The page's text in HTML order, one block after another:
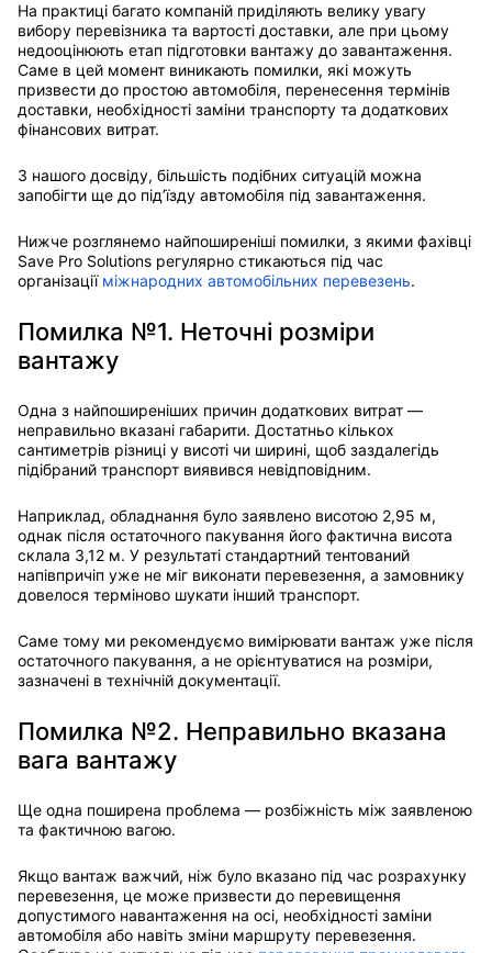
На практиці багато компаній приділяють велику увагу
вибору перевізника та вартості доставки, але при цьому
недооцінюють етап підготовки вантажу до завантаження.
Саме в цей момент виникають помилки, які можуть
призвести до простою автомобіля, перенесення термінів
доставки, необхідності заміни транспорту та додаткових
фінансових витрат.
З нашого досвіду, більшість подібних ситуацій можна
запобігти ще до під’їзду автомобіля під завантаження.
Нижче розглянемо найпоширеніші помилки, з якими фахівці
Save Pro Solutions регулярно стикаються під час
організації міжнародних автомобільних перевезень.
Помилка №1. Неточні розміри
вантажу
Одна з найпоширеніших причин додаткових витрат —
неправильно вказані габарити. Достатньо кількох
сантиметрів різниці у висоті чи ширині, щоб заздалегідь
підібраний транспорт виявився невідповідним.
Наприклад, обладнання було заявлено висотою 2,95 м,
однак після остаточного пакування його фактична висота
склала 3,12 м. У результаті стандартний тентований
напівпричіп уже не міг виконати перевезення, а замовнику
довелося терміново шукати інший транспорт.
Саме тому ми рекомендуємо вимірювати вантаж уже після
остаточного пакування, а не орієнтуватися на розміри,
зазначені в технічній документації.
Помилка №2. Неправильно вказана
вага вантажу
Ще одна поширена проблема — розбіжність між заявленою
та фактичною вагою.
Якщо вантаж важчий, ніж було вказано під час розрахунку
перевезення, це може призвести до перевищення
допустимого навантаження на осі, необхідності заміни
автомобіля або навіть зміни маршруту перевезення.